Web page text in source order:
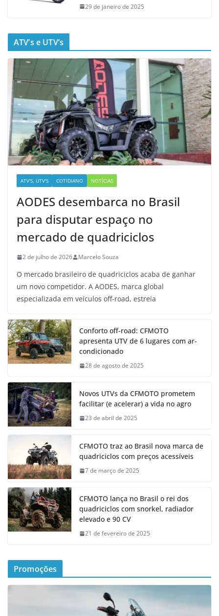
29 de janeiro de 2025
ATV’s e UTV’s
ATV'S, UTV'S COTIDIANO NOTÍCIAS
AODES desembarca no Brasil
para disputar espaço no
mercado de quadriciclos
2 de julho de 2026 Marcelo Souza
O mercado brasileiro de quadriciclos acaba de ganhar
um novo competidor. A AODES, marca global
especializada em veículos off-road, estreia
Conforto off-road: CFMOTO
apresenta UTV de 6 lugares com ar-
condicionado
28 de agosto de 2025
Novos UTVs da CFMOTO prometem
facilitar (e acelerar) a vida no agro
23 de abril de 2025
CFMOTO traz ao Brasil nova marca de
quadriciclos com preços acessíveis
7 de março de 2025
CFMOTO lança no Brasil o rei dos
quadriciclos com snorkel, radiador
elevado e 90 CV
21 de fevereiro de 2025
Promoções